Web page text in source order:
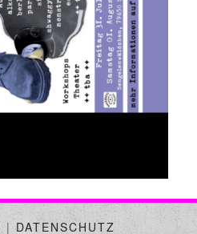
| DATENSCHUTZ